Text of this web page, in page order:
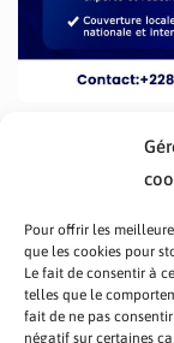
Pour offrir les
que les cookies pour
Le fait de consentir à
telles que le
fait de ne pas
négatif sur certaines